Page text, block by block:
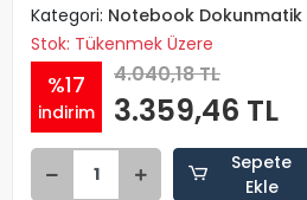
Kategori: Notebook Dokunmatik
Stok: Tükenmek Üzere
%17
indirim
4.040,18 TL
3.359,46 TL
Sepete
Ekle